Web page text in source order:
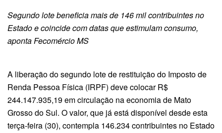
Segundo lote beneficia mais de 146 mil contribuintes no
Estado e coincide com datas que estimulam consumo,
aponta Fecomércio MS
A liberação do segundo lote de restituição do Imposto de
Renda Pessoa Física (IRPF) deve colocar R$
244.147.935,19 em circulação na economia de Mato
Grosso do Sul. O valor, que já está disponível desde esta
terça-feira (30), contempla 146.234 contribuintes no Estado